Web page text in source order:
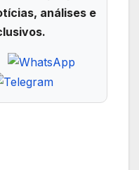
análises e